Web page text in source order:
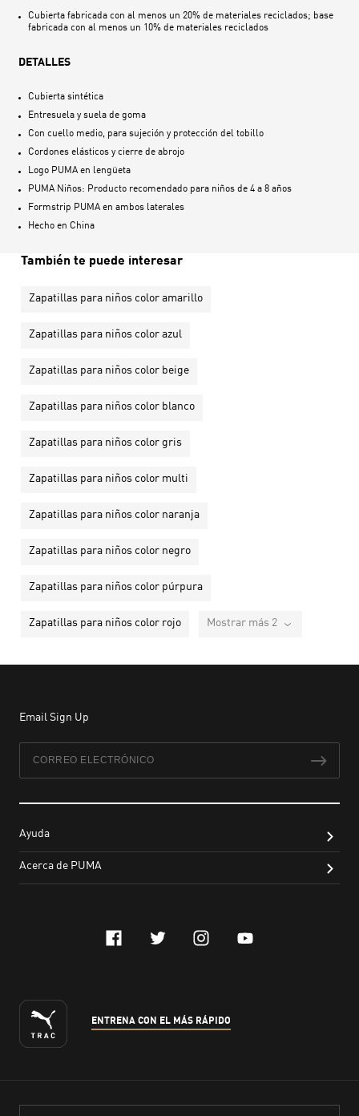
Cubierta fabricada con al menos un 20% de materiales reciclados; base
fabricada con al menos un 10% de materiales reciclados
DETALLES
Cubierta sintética
Entresuela y suela de goma
Con cuello medio, para sujeción y protección del tobillo
Cordones elásticos y cierre de abrojo
Logo PUMA en lengüeta
PUMA Niños: Producto recomendado para niños de 4 a 8 años
Formstrip PUMA en ambos laterales
Hecho en China
También te puede interesar
Zapatillas para niños color amarillo
Zapatillas para niños color azul
Zapatillas para niños color beige
Zapatillas para niños color blanco
Zapatillas para niños color gris
Zapatillas para niños color multi
Zapatillas para niños color naranja
Zapatillas para niños color negro
Zapatillas para niños color púrpura
Zapatillas para niños color rojo Mostrar más 2